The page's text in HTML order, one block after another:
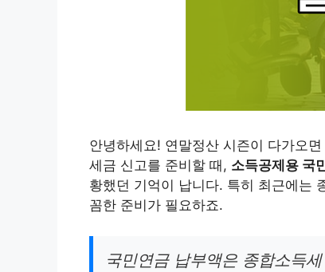
안녕하세요! 연말정산 시즌이 다가오
세금 신고를 준비할 때, 소득공제용 국
황했던 기억이 납니다. 특히 최근에는
꼼한 준비가 필요하죠.
국민연금 납부액은 종합소득